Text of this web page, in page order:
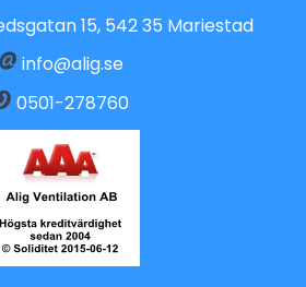
15, 542 35 Mariestad
info@alig.se
0501-278760